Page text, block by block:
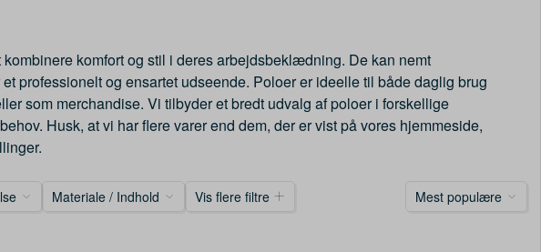
komfort og stil i deres arbejdsbeklædning. De kan nemt
professionelt og ensartet udseende. Poloer er ideelle til både daglig brug
som merchandise. Vi tilbyder et bredt udvalg af poloer i forskellige
Husk, at vi har flere varer end dem, der er vist på vores hjemmeside,
Materiale / Indhold Vis flere filtre Mest populære